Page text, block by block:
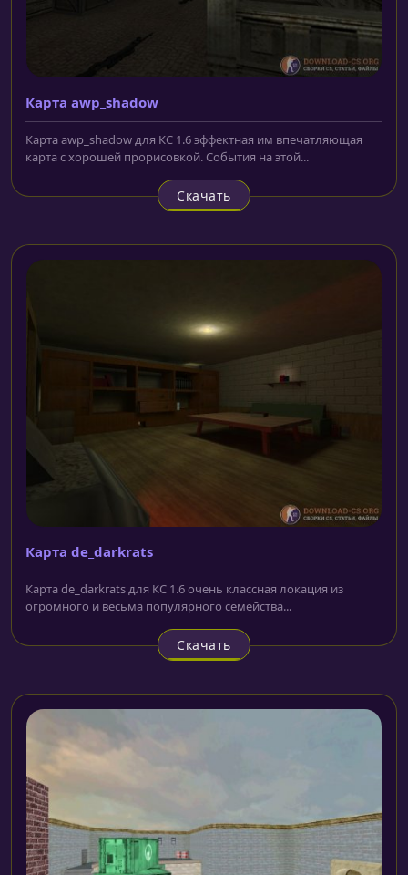
Карта awp_shadow
Карта awp_shadow для КС 1.6 эффектная им впечатляющая
карта с хорошей прорисовкой. События на этой...
Скачать
Карта de_darkrats
Карта de_darkrats для КС 1.6 очень классная локация из
огромного и весьма популярного семейства...
Скачать